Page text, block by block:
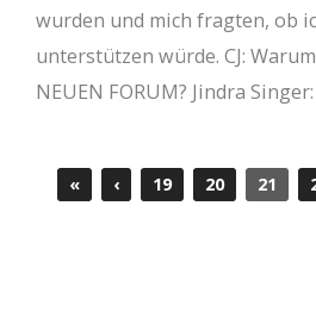
wurden und mich fragten, ob
unterstützen würde. CJ:
NEUEN FORUM? Jindra
« ‹ 19 20 21